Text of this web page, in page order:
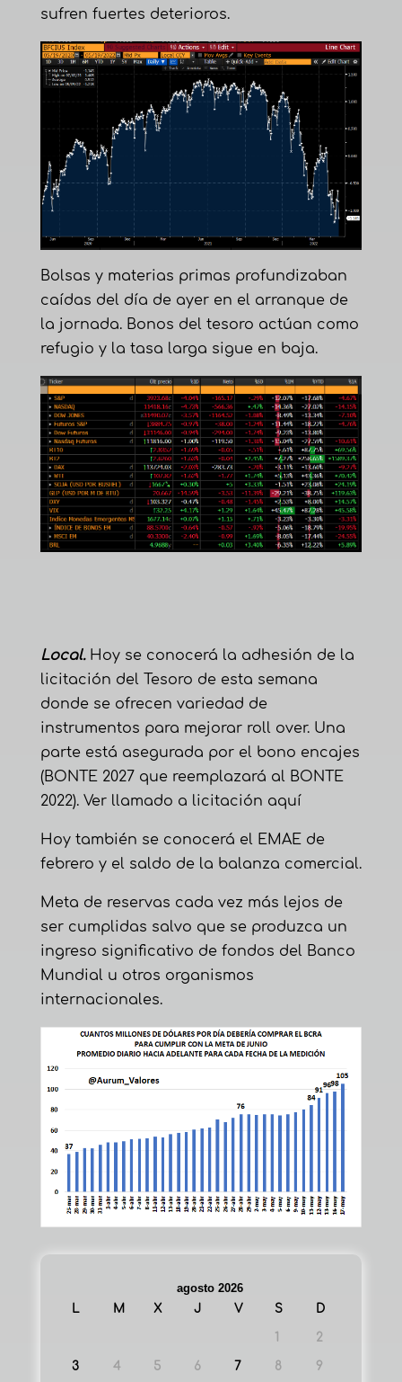
sufren fuertes deterioros.
Bolsas y materias primas profundizaban
caídas del día de ayer en el arranque de
la jornada. Bonos del tesoro actúan como
refugio y la tasa larga sigue en baja.
Local. Hoy se conocerá la adhesión de la
licitación del Tesoro de esta semana
donde se ofrecen variedad de
instrumentos para mejorar roll over. Una
parte está asegurada por el bono encajes
(BONTE 2027 que reemplazará al BONTE
2022). Ver llamado a licitación aquí
Hoy también se conocerá el EMAE de
febrero y el saldo de la balanza comercial.
Meta de reservas cada vez más lejos de
ser cumplidas salvo que se produzca un
ingreso significativo de fondos del Banco
Mundial u otros organismos
internacionales.
agosto 2026
L
M X J V S D
1 2
3 4 5 6 7 8 9